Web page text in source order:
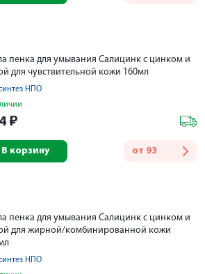
пенка для умывания Салицинк с цинком и
для чувствительной кожи 160мл
НПО
₽
от 93
В корзину
пенка для умывания Салицинк с цинком и
для жирной/комбинированной кожи
НПО